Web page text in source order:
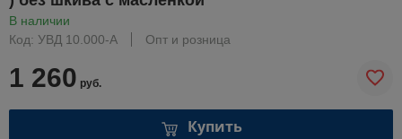
В наличии
Код: УВД 10.000-А
Опт и розница
1 260 руб.
Купить